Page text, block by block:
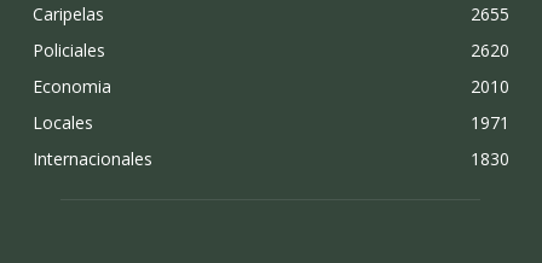
Caripelas
2655
Policiales
2620
Economia
2010
Locales
1971
Internacionales
1830